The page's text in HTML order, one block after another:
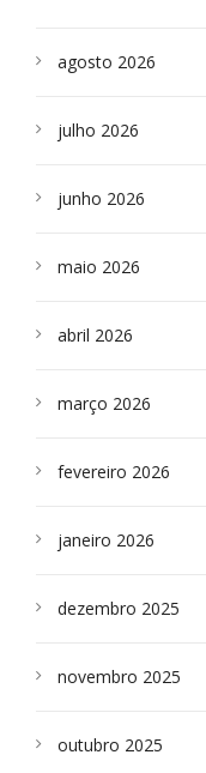
agosto 2026
julho 2026
junho 2026
maio 2026
abril 2026
março 2026
fevereiro 2026
janeiro 2026
dezembro 2025
novembro 2025
outubro 2025